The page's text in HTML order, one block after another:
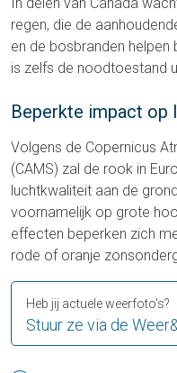
regen, die de
en de bosbranden
is zelfs de noodtoestand
Beperkte impact op
Volgens de Copernicus
(CAMS) zal de rook in
luchtkwaliteit aan de
voornamelijk op grote
effecten beperken zich
rode of oranje
Stuur ze via de
Heb jij actuele weerfoto's?